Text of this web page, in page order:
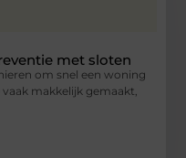
met sloten
om snel een woning
makkelijk gemaakt,